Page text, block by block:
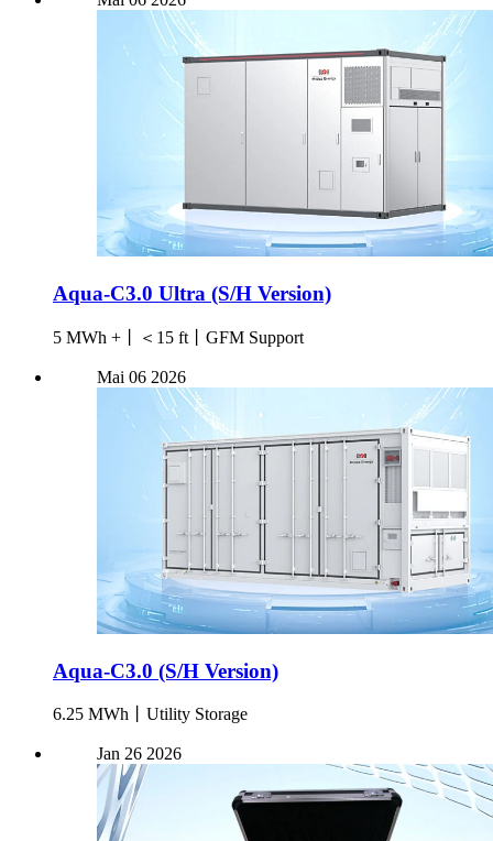
Aqua-C3.0 Ultra (S/H Version)
5 MWh +丨＜15 ft丨GFM Support
Mai 06 2026
Aqua-C3.0 (S/H Version)
6.25 MWh丨Utility Storage
Jan 26 2026